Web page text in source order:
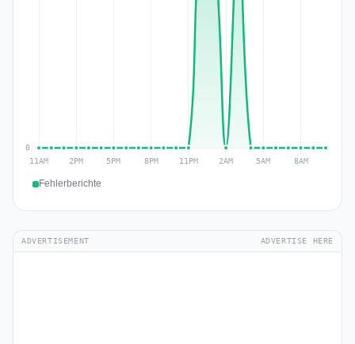
Fehlerberichte
ADVERTISEMENT ADVERTISE HERE